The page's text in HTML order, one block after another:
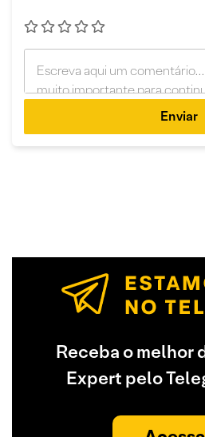
Enviar
Receba o melhor
Expert pelo